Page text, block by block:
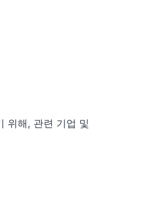
위해, 관련 기업 및